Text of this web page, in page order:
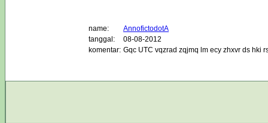
name:
AnnofictodotA
tanggal:
08-08-2012
komentar: Gqc UTC vqzrad zqjmq lm ecy zhxvr ds hki